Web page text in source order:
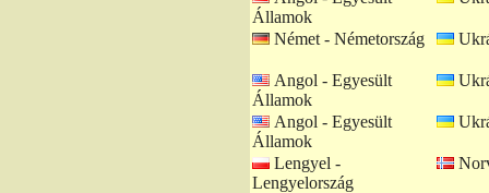
Államok
Német - Németország
Angol - Egyesült
Államok
Angol - Egyesült
Államok
Lengyel -
Lengyelország